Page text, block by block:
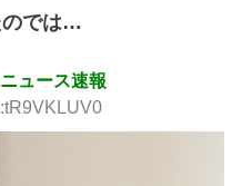
では…
ュース速報